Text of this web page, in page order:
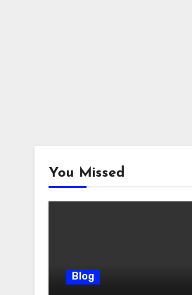
You Missed
Blog